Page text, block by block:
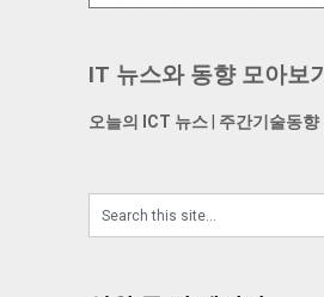
IT 뉴스와 동향 모아보기
오늘의 ICT 뉴스| 주간기술동향